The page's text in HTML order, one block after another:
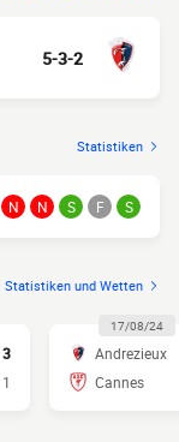
5-3-2
Statistiken
N N S F S
Statistiken und Wetten
3
1
17/08/24
Andrezieux
Cannes